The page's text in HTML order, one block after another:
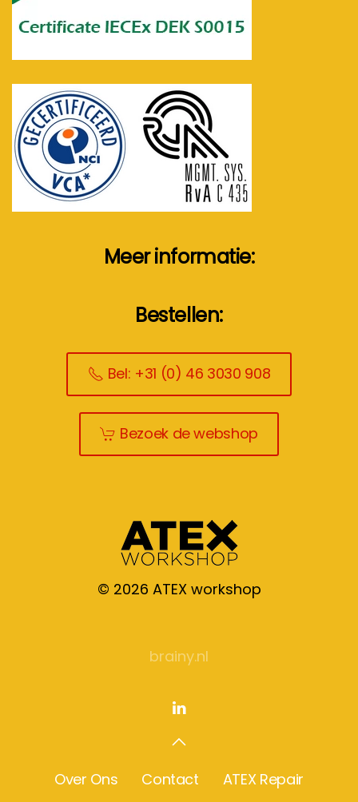
Meer informatie:
Bestellen:
Bel: +31 (0) 46 3030 908
Bezoek de webshop
© 2026 ATEX workshop
brainy.nl
Over Ons Contact
ATEX Repair